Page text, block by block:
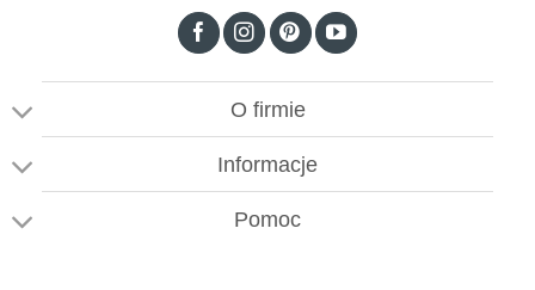
O firmie
Informacje
Pomoc